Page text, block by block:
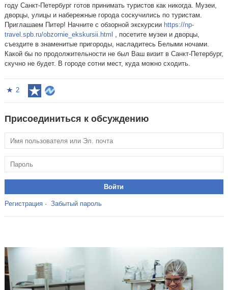
году Санкт-Петербург готов принимать туристов как никогда. Музеи,
дворцы, улицы и набережные города соскучились по туристам.
Приглашаем Питер! Начните с обзорной экскурсии https://np-
travel.spb.ru/obzornie_ekskursii.html , посетите музеи и дворцы,
съездите в знаменитые пригороды, насладитесь Белыми ночами.
Какой бы по продолжительности не был Ваш визит в Санкт-Петербург,
скучно не будет. В городе сотни мест, куда можно сходить.
2
Присоединиться к обсуждению
Регистрация· Забытый пароль